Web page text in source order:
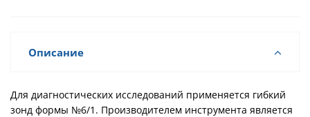
Описание
Для диагностических исследований применяется гибкий
зонд формы №6/1. Производителем инструмента является